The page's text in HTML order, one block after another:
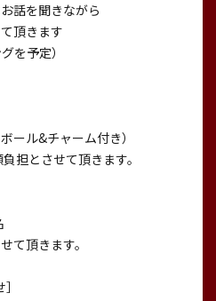
話を聞きながら
頂きます
を予定）
ール&チャーム付き）
担とさせて頂きます。
て頂きます。